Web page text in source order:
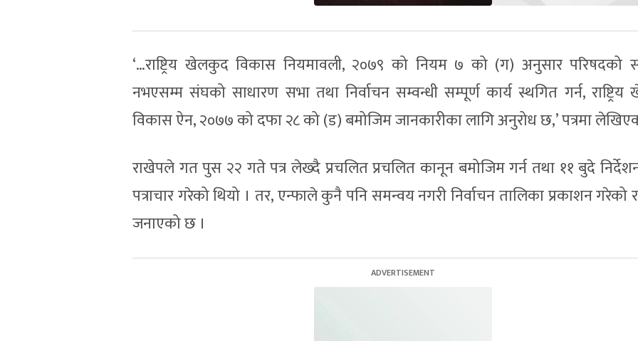
‘…राष्ट्रिय खेलकुद विकास नियमावली, २०७९ को नियम ७ को (ग) अनुसार परिषदको
नभएसम्म संघको साधारण सभा तथा निर्वाचन सम्वन्धी सम्पूर्ण कार्य स्थगित गर्न,
विकास ऐन, २०७७ को दफा २८ को (ड) बमोजिम जानकारीका लागि अनुरोध छ,’ पत्रमा
राखेपले गत पुस २२ गते पत्र लेख्दै प्रचलित प्रचलित कानून बमोजिम गर्न तथा ११ बुदे
पत्राचार गरेको थियो । तर, एन्फाले कुनै पनि समन्वय नगरी निर्वाचन तालिका प्रकाशन
जनाएको छ ।